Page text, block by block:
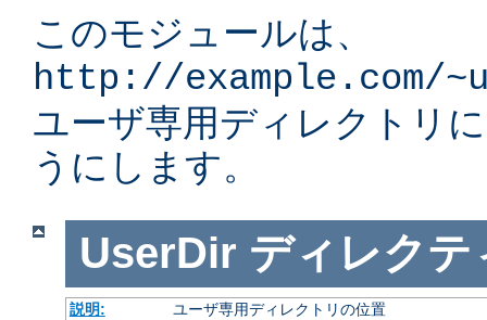
このモジュールは、
http://example.com/
ユーザ専用ディレクトリ
うにします。
UserDir ディレクテ
説明:
ユーザ専用ディレクトリの位置